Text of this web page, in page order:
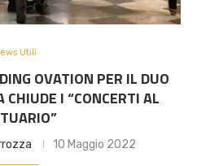
Utili
OVATION PER IL DUO
I “CONCERTI AL
10 Maggio 2022